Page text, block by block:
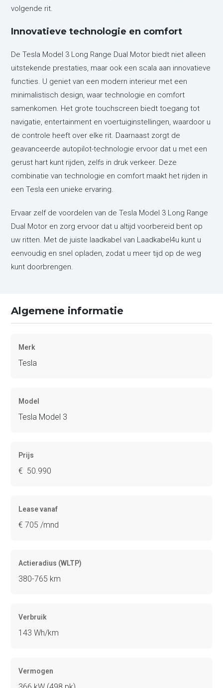
volgende rit.
Innovatieve technologie en comfort
De Tesla Model 3 Long Range Dual Motor biedt niet alleen
uitstekende prestaties, maar ook een scala aan innovatieve
functies. U geniet van een modern interieur met een
minimalistisch design, waar technologie en comfort
samenkomen. Het grote touchscreen biedt toegang tot
navigatie, entertainment en voertuiginstellingen, waardoor u
de controle heeft over elke rit. Daarnaast zorgt de
geavanceerde autopilot-technologie ervoor dat u met een
gerust hart kunt rijden, zelfs in druk verkeer. Deze
combinatie van technologie en comfort maakt het rijden in
een Tesla een unieke ervaring.
Ervaar zelf de voordelen van de Tesla Model 3 Long Range
Dual Motor en zorg ervoor dat u altijd voorbereid bent op
uw ritten. Met de juiste laadkabel van Laadkabel4u kunt u
eenvoudig en snel opladen, zodat u meer tijd op de weg
kunt doorbrengen.
Algemene informatie
Merk
Tesla
Model
Tesla Model 3
Prijs
€ 50.990
Lease vanaf
€ 705 /mnd
Actieradius (WLTP)
380-765 km
Verbruik
143 Wh/km
Vermogen